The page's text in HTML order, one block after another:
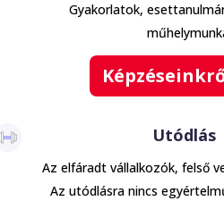
Gyakorlatok,
Utódlás
Az elfáradt vállalkozók, felső
Az utódlásra nincs